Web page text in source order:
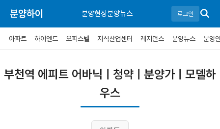
분양하이 분양현장분양뉴스 로그인
아파트 하이엔드 오피스텔 지식산업센터 레지던스 분양뉴스 분양
부천역 에피트 어바닉ㅣ청약ㅣ분양가ㅣ모델하
우스